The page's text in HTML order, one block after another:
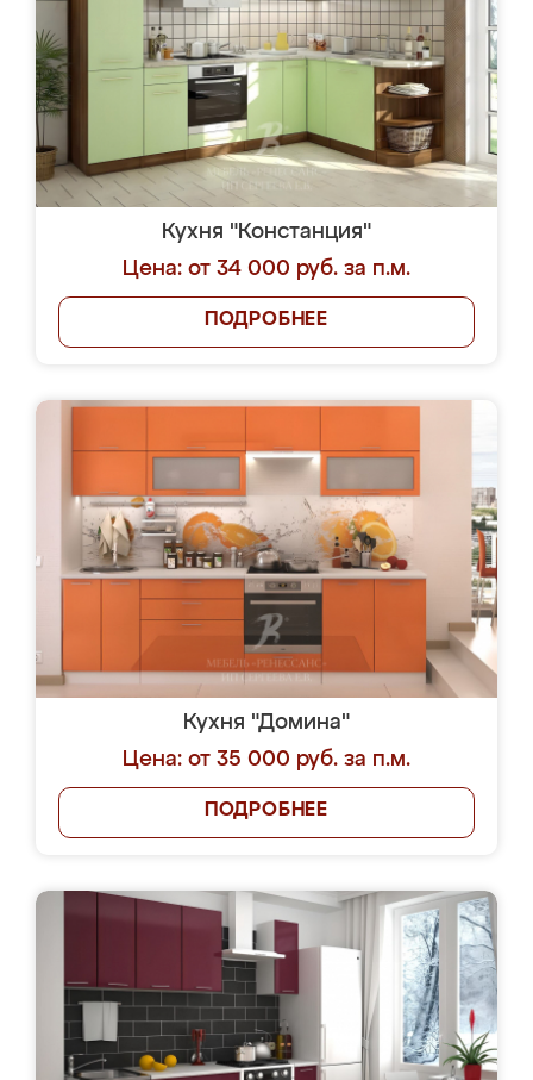
Кухня "Констанция"
Цена: от 34 000 руб. за п.м.
ПОДРОБНЕЕ
Кухня "Домина"
Цена: от 35 000 руб. за п.м.
ПОДРОБНЕЕ